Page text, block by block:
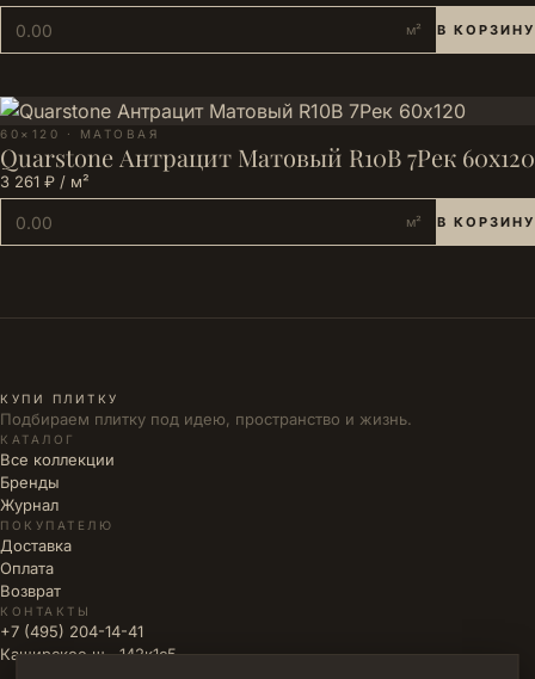
м² В КОРЗИНУ
60×120 · МАТОВАЯ
Quarstone Антрацит Матовый R10B 7Рек 60x120
3 261 ₽ / м²
м² В КОРЗИНУ
КУПИ ПЛИТКУ
Подбираем плитку под идею, пространство и жизнь.
КАТАЛОГ
Все коллекции
Бренды
Журнал
ПОКУПАТЕЛЮ
Доставка
Оплата
Возврат
КОНТАКТЫ
+7 (495) 204-14-41
Каширское ш., 142к1с5